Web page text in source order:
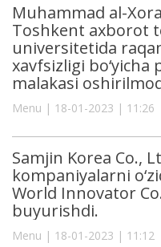
Muhammad al-
Toshkent axborot
universitetida
xavfsizligi
malakasi
Menu | 18-01-2023 | 11:26
Samjin Korea Co.,
kompaniyalarni
World Innovator
buyurishdi.
Menu | 18-01-2023 | 11:12